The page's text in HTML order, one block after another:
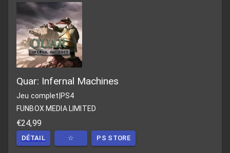
Quar: Infernal Machines
Jeu complet PS4
FUNBOX MEDIA LIMITED
€24,99
DÉTAIL ☆ PS STORE